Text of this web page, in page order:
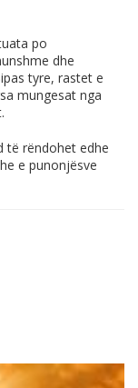
po
dhe
tyre, rastet e
mungesat nga
të rëndohet edhe
e punonjësve